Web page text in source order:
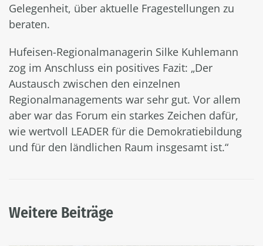
Gelegenheit, über aktuelle Fragestellungen zu
beraten.
Hufeisen-Regionalmanagerin Silke Kuhlemann
zog im Anschluss ein positives Fazit: „Der
Austausch zwischen den einzelnen
Regionalmanagements war sehr gut. Vor allem
aber war das Forum ein starkes Zeichen dafür,
wie wertvoll LEADER für die Demokratiebildung
und für den ländlichen Raum insgesamt ist.“
Weitere Beiträge